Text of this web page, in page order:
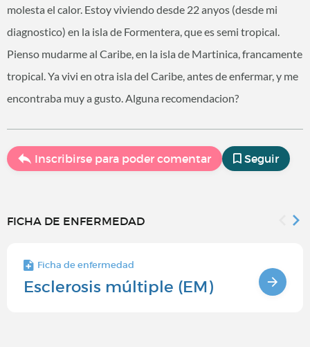
molesta el calor. Estoy viviendo desde 22 anyos (desde mi
diagnostico) en la isla de Formentera, que es semi tropical.
Pienso mudarme al Caribe, en la isla de Martinica, francamente
tropical. Ya vivi en otra isla del Caribe, antes de enfermar, y me
encontraba muy a gusto. Alguna recomendacion?
Inscribirse para poder comentar Seguir
FICHA DE ENFERMEDAD
Ficha de enfermedad
Esclerosis múltiple (EM)